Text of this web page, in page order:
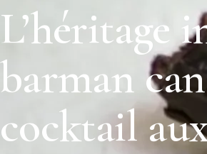
L’héritage
barman
cocktail